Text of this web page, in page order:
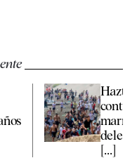
Hazte
contra
[...]